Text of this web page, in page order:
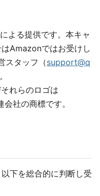
よる提供です。本キャ
Amazonではお受けし
スタッフ（support@q
れらのロゴは
社の商標です。
下を総合的に判断し受